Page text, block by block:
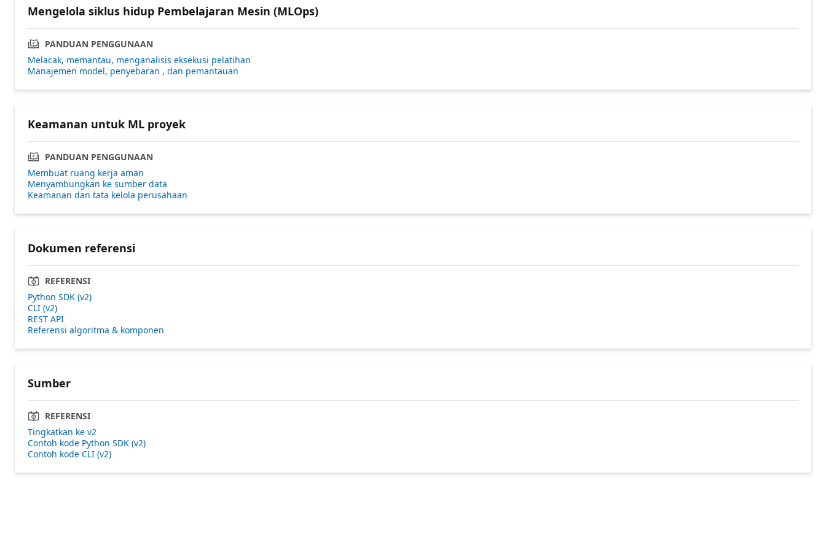
Mengelola siklus hidup Pembelajaran Mesin (MLOps)
PANDUAN PENGGUNAAN
Melacak, memantau, menganalisis eksekusi pelatihan
Manajemen model, penyebaran , dan pemantauan
Keamanan untuk ML proyek
PANDUAN PENGGUNAAN
Membuat ruang kerja aman
Menyambungkan ke sumber data
Keamanan dan tata kelola perusahaan
Dokumen referensi
REFERENSI
Python SDK (v2)
CLI (v2)
REST API
Referensi algoritma & komponen
Sumber
REFERENSI
Tingkatkan ke v2
Contoh kode Python SDK (v2)
Contoh kode CLI (v2)